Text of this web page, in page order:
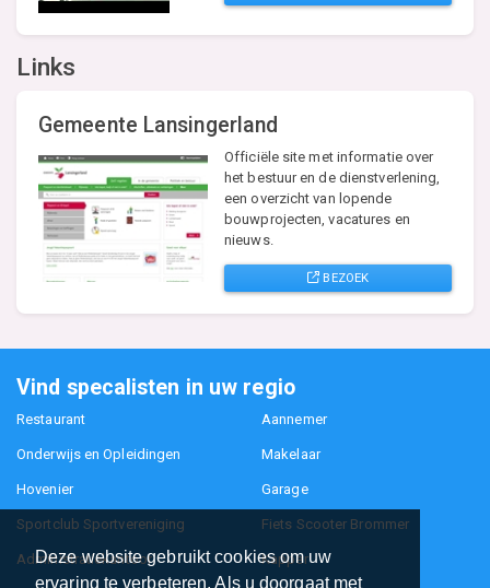
Deze website gebruikt cookies om uw
ervaring te verbeteren. Als u doorgaat met
Links
Gemeente Lansingerland
Officiële site met informatie over
het bestuur en de dienstverlening,
een overzicht van lopende
bouwprojecten, vacatures en
nieuws.
BEZOEK
Vind specalisten in uw regio
Restaurant Aannemer
Onderwijs en Opleidingen Makelaar
Hovenier Garage
Sportclub Sportvereniging Fiets Scooter Brommer
Administratiekantoor Kapper